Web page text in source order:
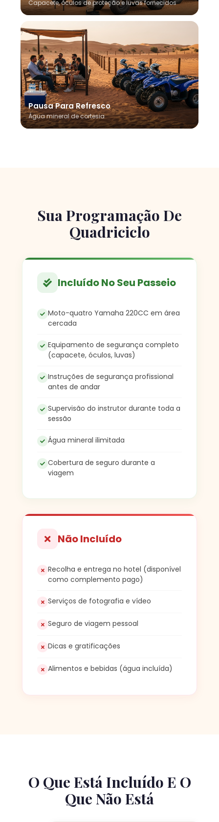
Capacete, óculos de proteção e luvas fornecidos
Pausa Para Refresco
Água mineral de cortesia
Sua Programação De
Quadriciclo
Incluído No Seu Passeio
Moto-quatro Yamaha 220CC em área
cercada
Equipamento de segurança completo
(capacete, óculos, luvas)
Instruções de segurança profissional
antes de andar
Supervisão do instrutor durante toda a
sessão
Água mineral ilimitada
Cobertura de seguro durante a
viagem
Não Incluído
Recolha e entrega no hotel (disponível
como complemento pago)
Serviços de fotografia e vídeo
Seguro de viagem pessoal
Dicas e gratificações
Alimentos e bebidas (água incluída)
O Que Está Incluído E O
Que Não Está